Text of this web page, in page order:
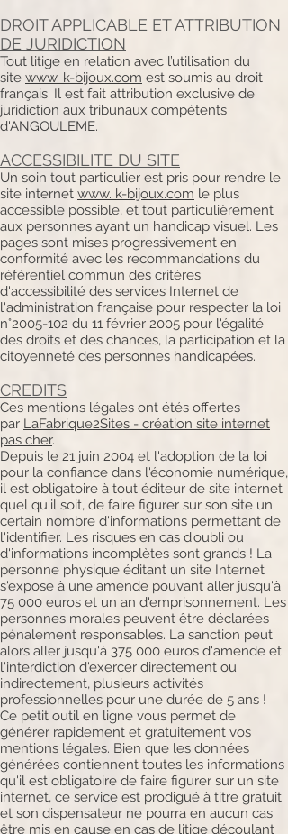
DROIT APPLICABLE ET ATTRIBUTION
DE JURIDICTION
Tout litige en relation avec l’utilisation du
site www. k-bijoux.com est soumis au droit
français. Il est fait attribution exclusive de
juridiction aux tribunaux compétents
d'ANGOULEME.
ACCESSIBILITE DU SITE
Un soin tout particulier est pris pour rendre le
site internet www. k-bijoux.com le plus
accessible possible, et tout particulièrement
aux personnes ayant un handicap visuel. Les
pages sont mises progressivement en
conformité avec les recommandations du
référentiel commun des critères
d'accessibilité des services Internet de
l'administration française pour respecter la loi
n°2005-102 du 11 février 2005 pour l'égalité
des droits et des chances, la participation et la
citoyenneté des personnes handicapées.
CREDITS
Ces mentions légales ont étés offertes
par LaFabrique2Sites - création site internet
pas cher.
Depuis le 21 juin 2004 et l'adoption de la loi
pour la confiance dans l'économie numérique,
il est obligatoire à tout éditeur de site internet
quel qu'il soit, de faire figurer sur son site un
certain nombre d'informations permettant de
l'identifier. Les risques en cas d'oubli ou
d'informations incomplètes sont grands ! La
personne physique éditant un site Internet
s'expose à une amende pouvant aller jusqu'à
75 000 euros et un an d'emprisonnement. Les
personnes morales peuvent être déclarées
pénalement responsables. La sanction peut
alors aller jusqu'à 375 000 euros d'amende et
l'interdiction d'exercer directement ou
indirectement, plusieurs activités
professionnelles pour une durée de 5 ans !
Ce petit outil en ligne vous permet de
générer rapidement et gratuitement vos
mentions légales. Bien que les données
générées contiennent toutes les informations
qu'il est obligatoire de faire figurer sur un site
internet, ce service est prodigué à titre gratuit
et son dispensateur ne pourra en aucun cas
être mis en cause en cas de litige découlant